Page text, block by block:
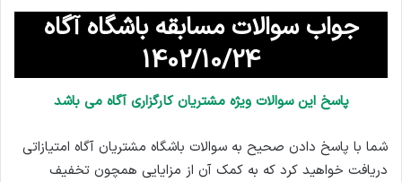
جواب سوالات مسابقه باشگاه آگاه
1402/10/24
پاسخ این سوالات ویژه مشتریان کارگزاری آگاه می باشد
شما با پاسخ دادن صحیح به سوالات باشگاه مشتریان آگاه امتیازاتی
دریافت خواهید کرد که به کمک آن از مزایایی همچون تخفیف